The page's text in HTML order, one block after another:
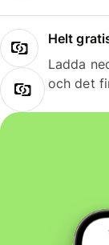
Helt
Ladda
och det